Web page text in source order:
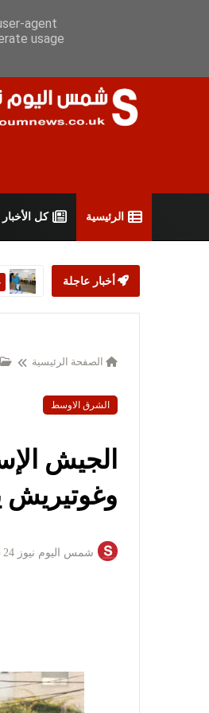
سياسة
الرئيسية كل الأخبار
أخبار عاجلة
الصفحة الرئيسية
الشرق الاوسط
الجيش
شمس اليوم نيوز 24
agent
usage